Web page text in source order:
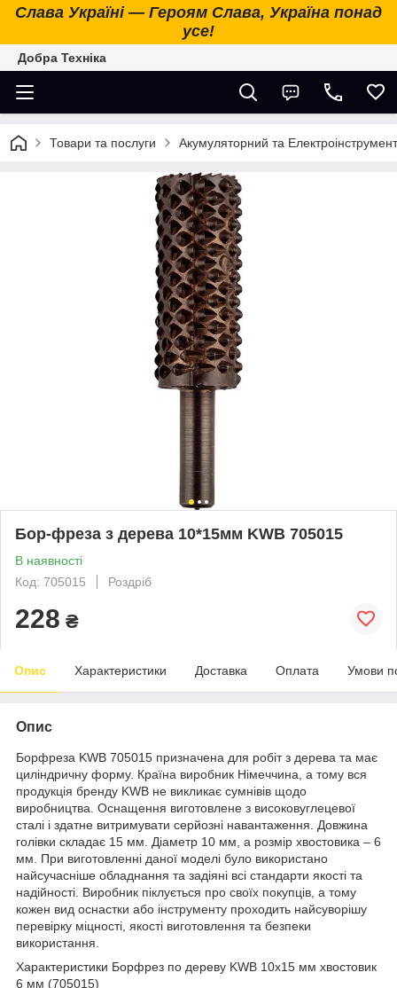
Слава Україні — Героям Слава, Україна понад
усе!
Добра Техніка
Товари та послуги Акумуляторний та Електроінструмент
Бор-фреза з дерева 10*15мм KWB 705015
В наявності
Код: 705015
Роздріб
228 ₴
Опис Характеристики Доставка Оплата Умови
Опис
Борфреза KWB 705015 призначена для робіт з дерева та має
циліндричну форму. Країна виробник Німеччина, а тому вся
продукція бренду KWB не викликає сумнівів щодо
виробництва. Оснащення виготовлене з високовуглецевої
сталі і здатне витримувати серйозні навантаження. Довжина
голівки складає 15 мм. Діаметр 10 мм, а розмір хвостовика – 6
мм. При виготовленні даної моделі було використано
найсучасніше обладнання та задіяні всі стандарти якості та
надійності. Виробник піклується про своїх покупців, а тому
кожен вид оснастки або інструменту проходить найсуворішу
перевірку міцності, якості виготовлення та безпеки
використання.
Характеристики Борфрез по дереву KWB 10x15 мм хвостовик
6 мм (705015)